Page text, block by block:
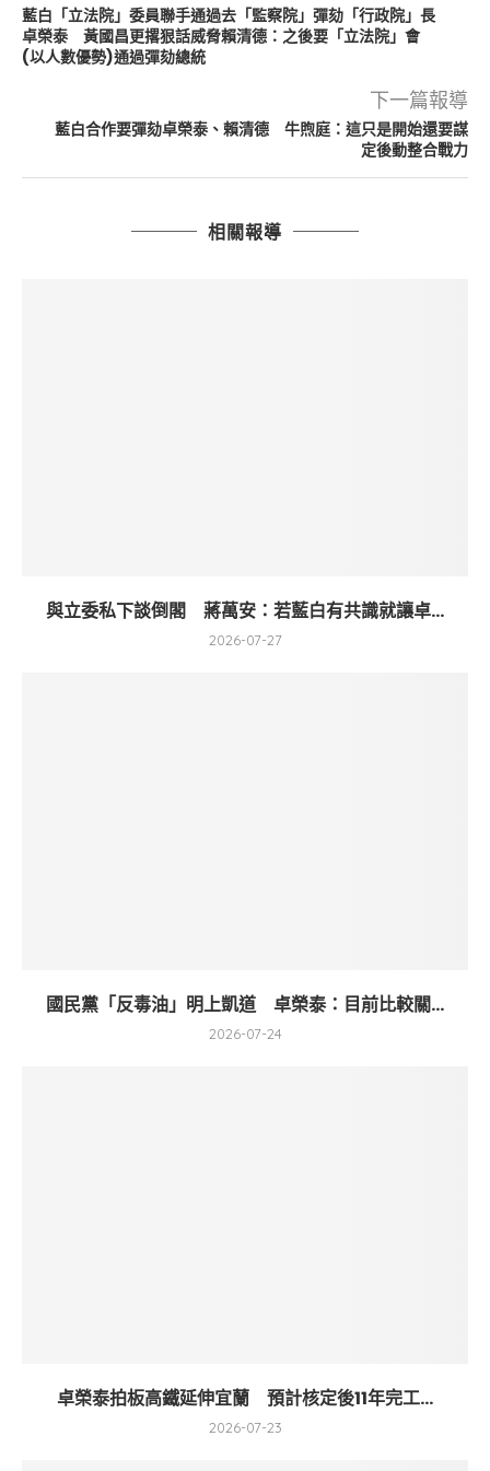
藍白「立法院」委員聯手通過去「監察院」彈劾「行政院」長
卓榮泰 黃國昌更撂狠話威脅賴清德：之後要「立法院」會
(以人數優勢)通過彈劾總統
下一篇報導
藍白合作要彈劾卓榮泰、賴清德 牛煦庭：這只是開始還要謀
定後動整合戰力
相關報導
與立委私下談倒閣 蔣萬安：若藍白有共識就讓卓...
2026-07-27
國民黨「反毒油」明上凱道 卓榮泰：目前比較關...
2026-07-24
卓榮泰拍板高鐵延伸宜蘭 預計核定後11年完工...
2026-07-23